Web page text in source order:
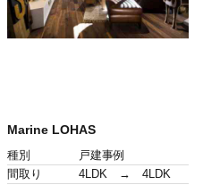
Marine LOHAS
種別
戸建事例
間取り
4LDK → 4LDK